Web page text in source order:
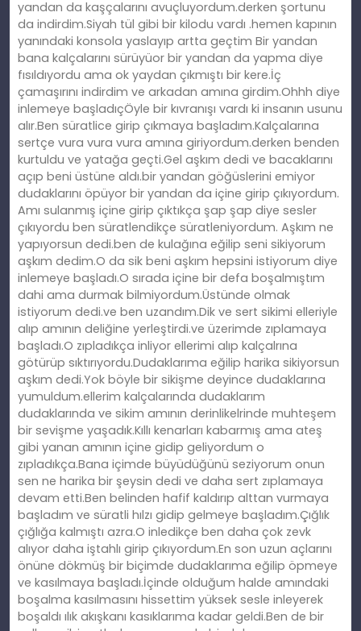
yandan da kaşçalarını avuçluyordum.derken şortunu
da indirdim.Siyah tül gibi bir kilodu vardı .hemen kapının
yanındaki konsola yaslayıp artta geçtim Bir yandan
bana kalçalarını sürüyüor bir yandan da yapma diye
fısıldıyordu ama ok yaydan çıkmıştı bir kere.İç
çamaşırını indirdim ve arkadan amına girdim.Ohhh diye
inlemeye başladıçÖyle bir kıvranışı vardı ki insanın usunu
alır.Ben süratlice girip çıkmaya başladım.Kalçalarına
sertçe vura vura vura amına giriyordum.derken benden
kurtuldu ve yatağa geçti.Gel aşkım dedi ve bacaklarını
açıp beni üstüne aldı.bir yandan göğüslerini emiyor
dudaklarını öpüyor bir yandan da içine girip çıkıyordum.
Amı sulanmış içine girip çıktıkça şap şap diye sesler
çıkıyordu ben süratlendikçe süratleniyordum. Aşkım ne
yapıyorsun dedi.ben de kulağına eğilip seni sikiyorum
aşkım dedim.O da sik beni aşkım hepsini istiyorum diye
inlemeye başladı.O sırada içine bir defa boşalmıştım
dahi ama durmak bilmiyordum.Üstünde olmak
istiyorum dedi.ve ben uzandım.Dik ve sert sikimi elleriyle
alıp amının deliğine yerleştirdi.ve üzerimde zıplamaya
başladı.O zıpladıkça inliyor ellerimi alıp kalçalrına
götürüp sıktırıyordu.Dudaklarıma eğilip harika sikiyorsun
aşkım dedi.Yok böyle bir sikişme deyince dudaklarına
yumuldum.ellerim kalçalarında dudaklarım
dudaklarında ve sikim amının derinlikelrinde muhteşem
bir sevişme yaşadık.Kıllı kenarları kabarmış ama ateş
gibi yanan amının içine gidip geliyordum o
zıpladıkça.Bana içimde büyüdüğünü seziyorum onun
sen ne harika bir şeysin dedi ve daha sert zıplamaya
devam etti.Ben belinden hafif kaldırıp alttan vurmaya
başladım ve süratli hılzı gidip gelmeye başladım.Çığlık
çığlığa kalmıştı azra.O inledikçe ben daha çok zevk
alıyor daha iştahlı girip çıkıyordum.En son uzun açlarını
önüne dökmüş bir biçimde dudaklarıma eğilip öpmeye
ve kasılmaya başladı.İçinde olduğum halde amındaki
boşalma kasılmasını hissettim yüksek sesle inleyerek
boşaldı ılık akışkanı kasıklarıma kadar geldi.Ben de bir